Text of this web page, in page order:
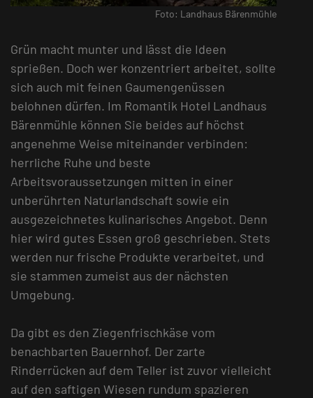
Foto: Landhaus Bärenmühle
Grün macht munter und lässt die Ideen
sprießen. Doch wer konzentriert arbeitet, sollte
sich auch mit feinen Gaumengenüssen
belohnen dürfen. Im Romantik Hotel Landhaus
Bärenmühle können Sie beides auf höchst
angenehme Weise miteinander verbinden:
herrliche Ruhe und beste
Arbeitsvoraussetzungen mitten in einer
unberührten Naturlandschaft sowie ein
ausgezeichnetes kulinarisches Angebot. Denn
hier wird gutes Essen groß geschrieben. Stets
werden nur frische Produkte verarbeitet, und
sie stammen zumeist aus der nächsten
Umgebung.
Da gibt es den Ziegenfrischkäse vom
benachbarten Bauernhof. Der zarte
Rinderrücken auf dem Teller ist zuvor vielleicht
auf den saftigen Wiesen rundum spazieren